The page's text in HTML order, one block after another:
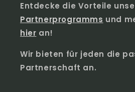
Entdecke die Vorteile
Partnerprogramms und
hier an!
Wir bieten für jeden die
Partnerschaft an.